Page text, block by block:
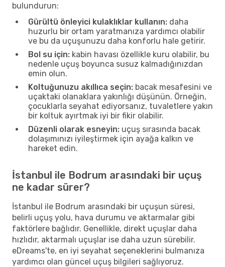
bulundurun:
Gürültü önleyici kulaklıklar kullanın: daha
huzurlu bir ortam yaratmanıza yardımcı olabilir
ve bu da uçuşunuzu daha konforlu hale getirir.
Bol su için: kabin havası özellikle kuru olabilir, bu
nedenle uçuş boyunca susuz kalmadığınızdan
emin olun.
Koltuğunuzu akıllıca seçin: bacak mesafesini ve
uçaktaki olanaklara yakınlığı düşünün. Örneğin,
çocuklarla seyahat ediyorsanız, tuvaletlere yakın
bir koltuk ayırtmak iyi bir fikir olabilir.
Düzenli olarak esneyin: uçuş sırasında bacak
dolaşımınızı iyileştirmek için ayağa kalkın ve
hareket edin.
İstanbul ile Bodrum arasındaki bir uçuş
ne kadar sürer?
İstanbul ile Bodrum arasındaki bir uçuşun süresi,
belirli uçuş yolu, hava durumu ve aktarmalar gibi
faktörlere bağlıdır. Genellikle, direkt uçuşlar daha
hızlıdır, aktarmalı uçuşlar ise daha uzun sürebilir.
eDreams'te, en iyi seyahat seçeneklerini bulmanıza
yardımcı olan güncel uçuş bilgileri sağlıyoruz.